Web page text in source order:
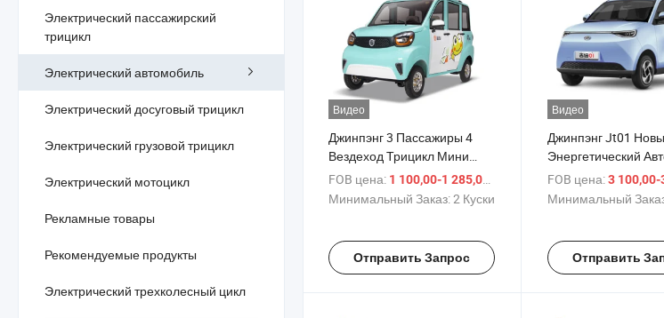
Электрический пассажирский
трицикл
Электрический автомобиль
Электрический досуговый трицикл
Электрический грузовой трицикл
Электрический мотоцикл
Рекламные товары
Рекомендуемые продукты
Электрический трехколесный цикл
Видео
Джинпэнг 3 Пассажиры 4
Вездеход Трицикл Мини
Электрический Автомобиль
по Хорошей Цене
FOB цена: 1 100,00-1 285,00 $
Минимальный Заказ:2 Куски
Отправить Запрос
Видео
Джинпэнг Jt01
Энергетический
Низкой Скорости
электрический
FOB цена: 3 100,00-3
Минимальный
Отправить